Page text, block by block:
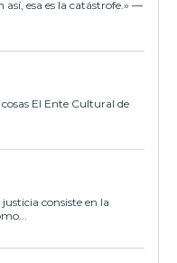
así, esa es la catástrofe.» —
El Ente Cultural de
consiste en la